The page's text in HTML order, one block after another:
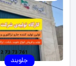
جلوبند